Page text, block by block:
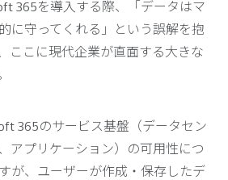
365を導入する際、「データはマ
に守ってくれる」という誤解を抱
ここに現代企業が直面する大きな
365のサービス基盤（データセン
アプリケーション）の可用性につ
が、ユーザーが作成・保存したデ